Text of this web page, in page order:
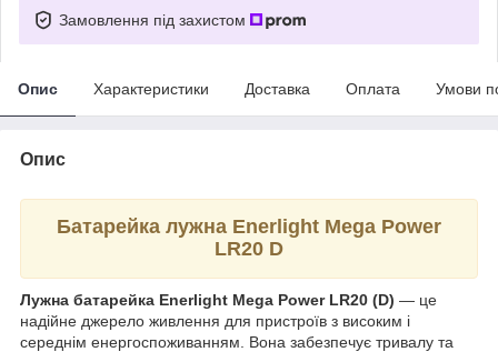
Замовлення під захистом
Опис Характеристики Доставка Оплата Умови
Опис
Батарейка лужна Enerlight Mega Power
LR20 D
Лужна батарейка Enerlight Mega Power LR20 (D) — це
надійне джерело живлення для пристроїв з високим і
середнім енергоспоживанням. Вона забезпечує тривалу та